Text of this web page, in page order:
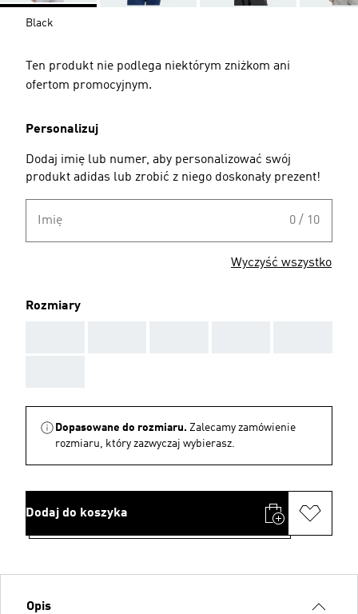
Black
Ten produkt nie podlega niektórym zniżkom ani
ofertom promocyjnym.
Personalizuj
Dodaj imię lub numer, aby personalizować swój
produkt adidas lub zrobić z niego doskonały prezent!
Imię 0 / 10
Wyczyść wszystko
Rozmiary
Dopasowane do rozmiaru. Zalecamy zamówienie
rozmiaru, który zazwyczaj wybierasz.
Dodaj do koszyka
Opis